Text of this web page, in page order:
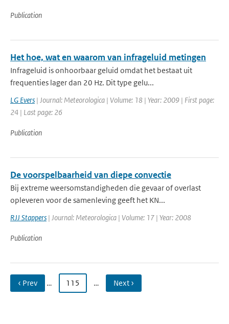
Publication
Het hoe, wat en waarom van infrageluid metingen
Infrageluid is onhoorbaar geluid omdat het bestaat uit
frequenties lager dan 20 Hz. Dit type gelu...
LG Evers | Journal: Meteorologica | Volume: 18 | Year: 2009 | First page:
24 | Last page: 26
Publication
De voorspelbaarheid van diepe convectie
Bij extreme weersomstandigheden die gevaar of overlast
opleveren voor de samenleving geeft het KN...
RJJ Stappers | Journal: Meteorologica | Volume: 17 | Year: 2008
Publication
‹ Prev … 115 … Next ›